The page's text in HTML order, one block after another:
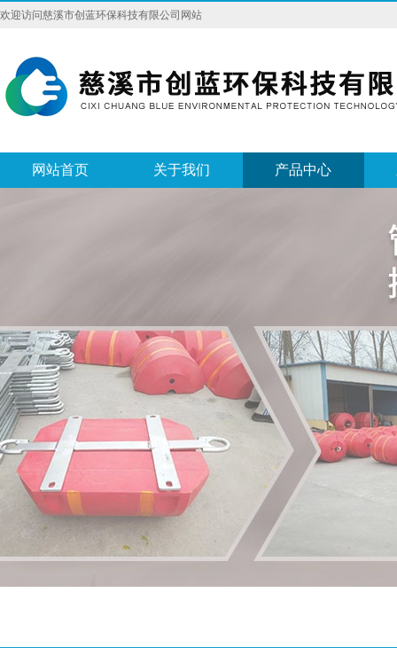
欢迎访问慈溪市创蓝环保科技有限公司网站
网站首页 关于我们 产品中心